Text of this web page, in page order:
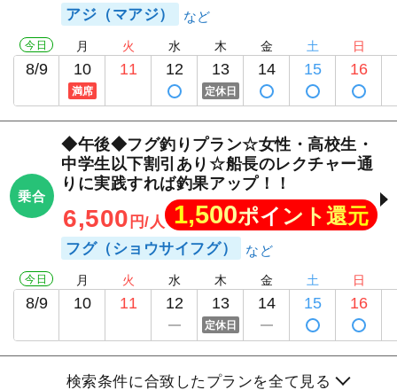
アジ（マアジ）
今日
8/9
月
10
満席
火
11
水
12
木
13
定休日
金
14
土
15
日
16
乗合
◆午後◆フグ釣りプラン☆女性・高校生・
中学生以下割引あり☆船長のレクチャー通
りに実践すれば釣果アップ！！
6,500 円/人 1,500ポイント還元
フグ（ショウサイフグ）
今日
8/9
月
10
火
11
水
12
木
13
定休日
金
14
土
15
日
16
検索条件に合致したプランを全て見る